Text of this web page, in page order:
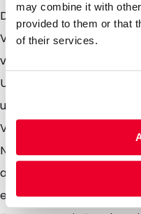
may combine it with
provided to them or that
of their services.
Diese Etiketten
von P650 (biologische
UN1845-
und werden auf der
Versandbehälter
Nr. 460610) muss
angebracht werden, um
entsprechen. Es gibt